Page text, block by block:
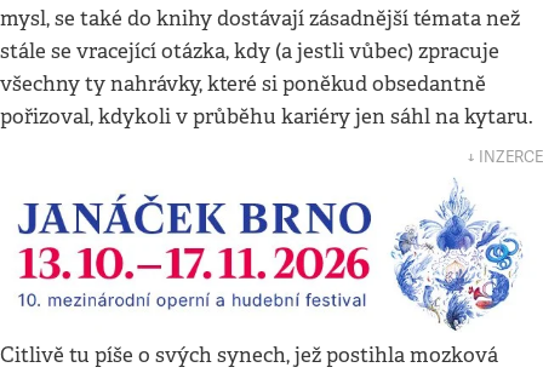
mysl, se také do knihy dostávají zásadnější témata než
stále se vracející otázka, kdy (a jestli vůbec) zpracuje
všechny ty nahrávky, které si poněkud obsedantně
pořizoval, kdykoli v průběhu kariéry jen sáhl na kytaru.
↓ INZERCE
Citlivě tu píše o svých synech, jež postihla mozková